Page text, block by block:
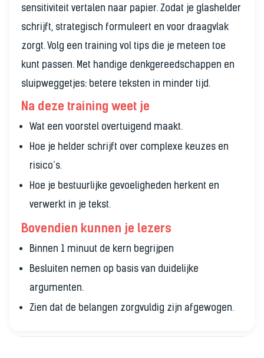
sensitiviteit vertalen naar papier. Zodat je glashelder
schrijft, strategisch formuleert en voor draagvlak
zorgt. Volg een training vol tips die je meteen toe
kunt passen. Met handige denkgereedschappen en
sluipweggetjes: betere teksten in minder tijd.
Na deze training weet je
Wat een voorstel overtuigend maakt.
Hoe je helder schrijft over complexe keuzes en
risico’s.
Hoe je bestuurlijke gevoeligheden herkent en
verwerkt in je tekst.
Bovendien kunnen je lezers
Binnen 1 minuut de kern begrijpen
Besluiten nemen op basis van duidelijke
argumenten.
Zien dat de belangen zorgvuldig zijn afgewogen.